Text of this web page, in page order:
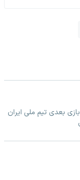
بعدی تیم ملی ایران